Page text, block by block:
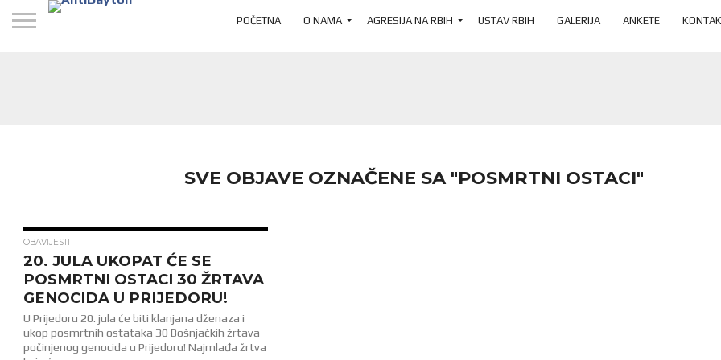
POČETNA O NAMA AGRESIJA NA RBIH USTAV RBIH GALERIJA ANKETE
SVE OBJAVE OZNAČENE SA "POSMRTNI OSTACI"
OBAVIJESTI
20. JULA UKOPAT ĆE SE
POSMRTNI OSTACI 30 ŽRTAVA
GENOCIDA U PRIJEDORU!
U Prijedoru 20. jula će biti klanjana dženaza i
ukop posmrtnih ostataka 30 Bošnjačkih žrtava
počinjenog genocida u Prijedoru! Najmlađa žrtva